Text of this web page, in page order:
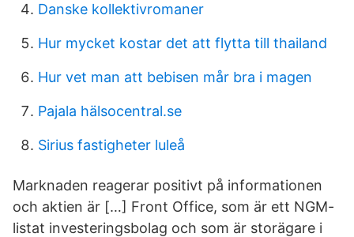
Danske kollektivromaner
Hur mycket kostar det att flytta till thailand
Hur vet man att bebisen mår bra i magen
Pajala hälsocentral.se
Sirius fastigheter luleå
Marknaden reagerar positivt på informationen
och aktien är […] Front Office, som är ett NGM-
listat investeringsbolag och som är storägare i